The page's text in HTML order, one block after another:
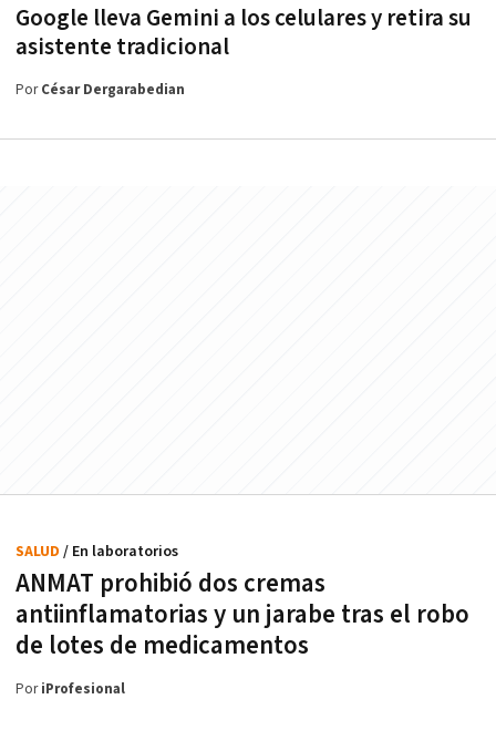
Google lleva Gemini a los celulares y retira su
asistente tradicional
PorCésar Dergarabedian
ANMAT prohibió dos cremas
antiinflamatorias y un jarabe tras el robo
de lotes de medicamentos
SALUD / En laboratorios
PoriProfesional